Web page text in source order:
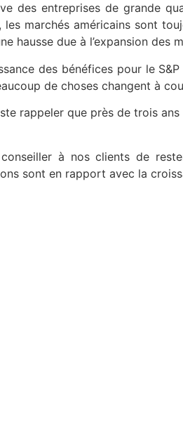
des entreprises de grande
les marchés américains sont
hausse due à l’expansion
des bénéfices pour le
de choses changent à
rappeler que près de trois
à nos clients de
sont en rapport avec la